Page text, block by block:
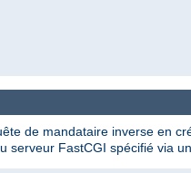
de mandataire inverse en
serveur FastCGI spécifié via